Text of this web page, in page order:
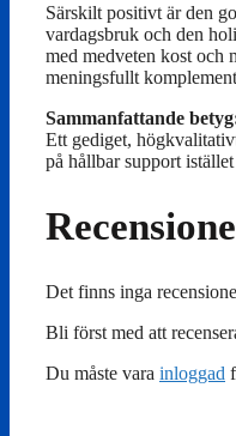
Särskilt positivt är den
vardagsbruk och den
med medveten kost och
meningsfullt
Sammanfattande
Ett gediget,
på hållbar support
Det finns inga
Bli först med att
Du måste vara inloggad